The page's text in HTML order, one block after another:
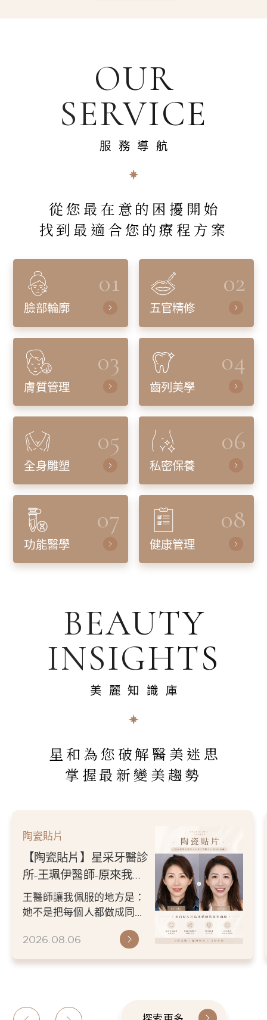
OUR
SERVICE
服務導航
從您最在意的困擾開始
找到最適合您的療程方案
01
臉部輪廓
02
五官精修
03
膚質管理
04
齒列美學
05
全身雕塑
06
私密保養
07
功能醫學
08
健康管理
BEAUTY
INSIGHTS
美麗知識庫
星和為您破解醫美迷思
掌握最新變美趨勢
陶瓷貼片
【陶瓷貼片】星采牙醫診
所-王珮伊醫師-原來我的
不愛笑，只是不喜歡自己
原本的牙齒
王醫師讓我佩服的地方是：
她不是把每個人都做成同一
更適合自己的樣子。 現...
2026.08.06